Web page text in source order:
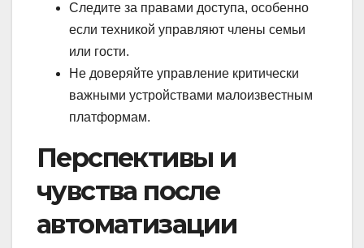
Следите за правами доступа, особенно
если техникой управляют члены семьи
или гости.
Не доверяйте управление критически
важными устройствами малоизвестным
платформам.
Перспективы и
чувства после
автоматизации